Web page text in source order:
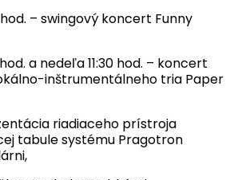
– swingový koncert Funny
a nedeľa 11:30 hod. – koncert
inštrumentálneho tria Paper
riadiaceho prístroja
tabule systému Pragotron